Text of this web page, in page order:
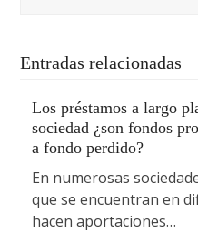
Entradas relacionadas
Los préstamos a largo
sociedad ¿son fondos
a fondo perdido?
En numerosas
que se encuentran en
hacen aportaciones…